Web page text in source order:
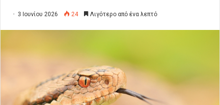
3 Ιουνίου 2026 24 Λιγότερο από ένα λεπτό